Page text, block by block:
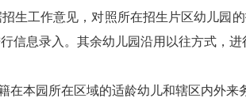
生工作意见，对照所在招生片区幼儿园
信息录入。其余幼儿园沿用以往方式，进
本园所在区域的适龄幼儿和辖区内外来